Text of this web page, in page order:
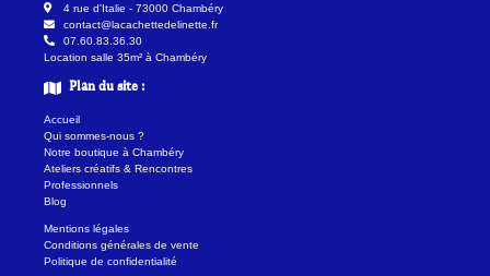
4 rue d'Italie - 73000 Chambéry
contact@lacachettedelinette.fr
07.60.83.36.30
Location salle 35m² à Chambéry
Plan du site :
Accueil
Qui sommes-nous ?
Notre boutique à Chambéry
Ateliers créatifs & Rencontres
Professionnels
Blog
Mentions légales
Conditions générales de vente
Politique de confidentialité